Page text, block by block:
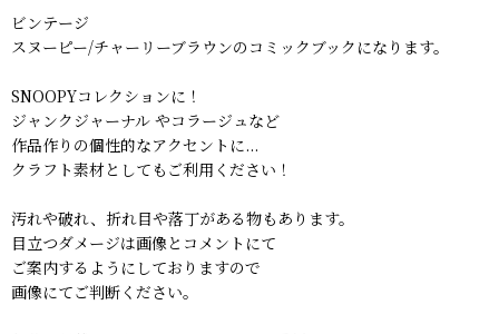
ビンテージ
スヌーピー/チャーリーブラウンのコミックブックになります。
SNOOPYコレクションに！
ジャンクジャーナル やコラージュなど
作品作りの個性的なアクセントに...
クラフト素材としてもご利用ください！
汚れや破れ、折れ目や落丁がある物もあります。
目立つダメージは画像とコメントにて
ご案内するようにしておりますので
画像にてご判断ください。